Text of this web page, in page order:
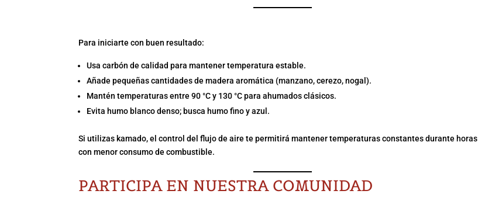
Para iniciarte con buen resultado:
Usa carbón de calidad para mantener temperatura estable.
Añade pequeñas cantidades de madera aromática (manzano, cerezo, nogal).
Mantén temperaturas entre 90 °C y 130 °C para ahumados clásicos.
Evita humo blanco denso; busca humo fino y azul.
Si utilizas kamado, el control del flujo de aire te permitirá mantener temperaturas constantes durante horas
con menor consumo de combustible.
PARTICIPA EN NUESTRA COMUNIDAD